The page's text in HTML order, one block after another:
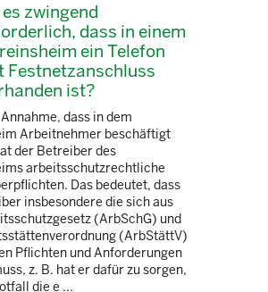
zwingend
dass in einem
ein Telefon
Festnetzanschluss
ist?
dass in dem
Arbeitnehmer beschäftigt
der Betreiber des
arbeitsschutzrechtliche
Das bedeutet, dass
insbesondere die sich aus
(ArbSchG) und
(ArbStättV)
Pflichten und Anforderungen
z. B. hat er dafür zu sorgen,
die e ...